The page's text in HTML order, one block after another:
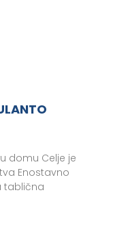
domu Celje je
Enostavno
tablična